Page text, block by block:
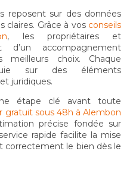
reposent sur des données
claires. Grâce à vos conseils
, les propriétaires et
d’un accompagnement
choix. Chaque
sur des éléments
juridiques.
étape clé avant toute
gratuit sous 48h à Alembon
précise fondée sur
rapide facilite la mise
correctement le bien dès le